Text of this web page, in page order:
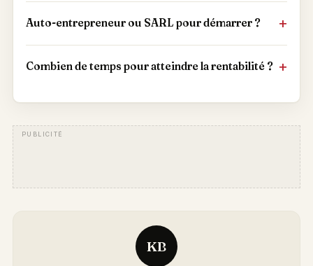
Auto-entrepreneur ou SARL pour démarrer ?
Combien de temps pour atteindre la rentabilité ?
KB